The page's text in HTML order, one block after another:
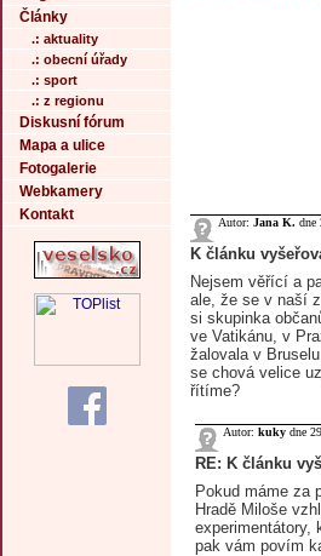
Články
.: aktuality
.: obecní úřady
.: sport
.: z regionu
Diskusní fórum
Mapa a ulice
Fotogalerie
Webkamery
Kontakt
Autor: Jana K. dne
K článku
Nejsem věřící a
ale, že se v naší
si skupinka
ve Vatikánu, v
žalovala v
se chová velice
řítíme?
Autor: kuky dne
RE: K článku
Pokud máme za
Hradě Miloše
experimentátory,
pak vám povím